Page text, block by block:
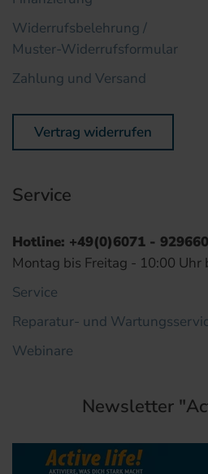
Widerrufsbelehrung /
Muster-Widerrufsformular
Zahlung und Versand
Vertrag widerrufen
Service
Hotline: +49(0)6071 - 929660
Montag bis Freitag - 10:00 Uhr
Service
Reparatur- und
Webinare
Newsletter